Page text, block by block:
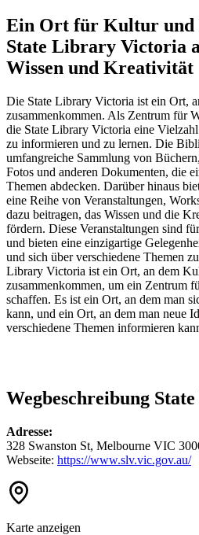
Ein Ort für Kultur und
State Library Victoria
Wissen und Kreativität
Die State Library Victoria ist ein Ort,
zusammenkommen. Als Zentrum für
die State Library Victoria eine
zu informieren und zu lernen. Die
umfangreiche Sammlung von
Fotos und anderen Dokumenten, die
Themen abdecken. Darüber hinaus
eine Reihe von Veranstaltungen,
dazu beitragen, das Wissen und die
fördern. Diese Veranstaltungen sind
und bieten eine einzigartige
und sich über verschiedene Themen
Library Victoria ist ein Ort, an dem
zusammenkommen, um ein Zentrum
schaffen. Es ist ein Ort, an dem man
kann, und ein Ort, an dem man neue
verschiedene Themen informieren
Wegbeschreibung
Adresse:
328 Swanston St, Melbourne VIC
Webseite: https://www.slv.vic.gov.au/
Karte anzeigen